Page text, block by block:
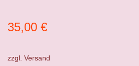
zzgl. Versand
35,00 €